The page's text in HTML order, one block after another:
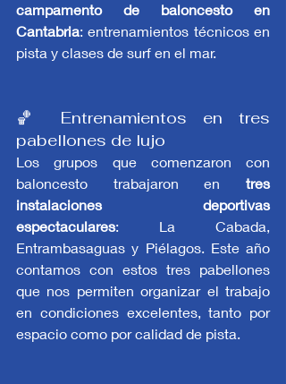
campamento de baloncesto en
Cantabria: entrenamientos técnicos en
pista y clases de surf en el mar.
🏀 Entrenamientos en tres
pabellones de lujo
Los grupos que comenzaron con
baloncesto trabajaron en tres
instalaciones deportivas
espectaculares: La Cabada,
Entrambasaguas y Piélagos. Este año
contamos con estos tres pabellones
que nos permiten organizar el trabajo
en condiciones excelentes, tanto por
espacio como por calidad de pista.